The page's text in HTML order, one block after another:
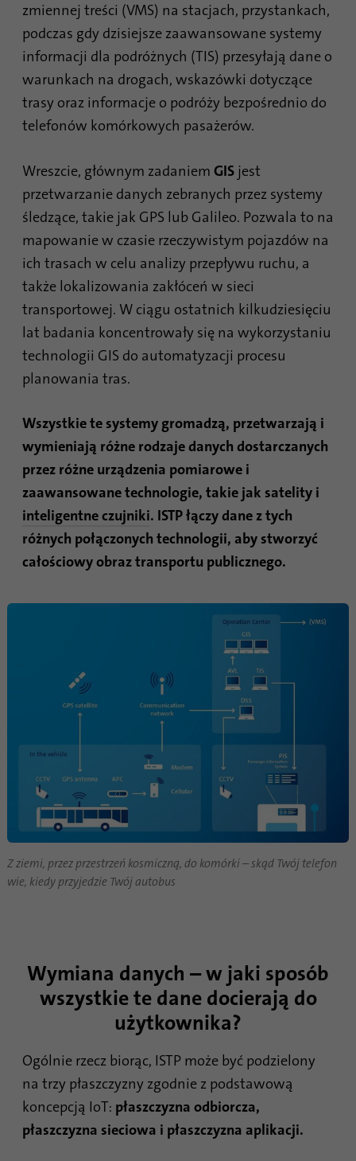
zmiennej treści (VMS) na stacjach, przystankach,
podczas gdy dzisiejsze zaawansowane systemy
informacji dla podróżnych (TIS) przesyłają dane o
warunkach na drogach, wskazówki dotyczące
trasy oraz informacje o podróży bezpośrednio do
telefonów komórkowych pasażerów.
Wreszcie, głównym zadaniem GISjest
przetwarzanie danych zebranych przez systemy
śledzące, takie jak GPS lub Galileo. Pozwala to na
mapowanie w czasie rzeczywistym pojazdów na
ich trasach w celu analizy przepływu ruchu, a
także lokalizowania zakłóceń w sieci
transportowej. W ciągu ostatnich kilkudziesięciu
lat badania koncentrowały się na wykorzystaniu
technologii GIS do automatyzacji procesu
planowania tras.
Wszystkie te systemy gromadzą, przetwarzają i
wymieniają różne rodzaje danych dostarczanych
przez różne urządzenia pomiarowe i
zaawansowane technologie, takie jak satelity i
inteligentne czujniki. ISTP łączy dane z tych
różnych połączonych technologii, aby stworzyć
całościowy obraz transportu publicznego.
Z ziemi, przez przestrzeń kosmiczną, do komórki – skąd Twój telefon
wie, kiedy przyjedzie Twój autobus
Wymiana danych – w jaki sposób
wszystkie te dane docierają do
użytkownika?
Ogólnie rzecz biorąc, ISTP może być podzielony
na trzy płaszczyzny zgodnie z podstawową
koncepcją IoT: płaszczyzna odbiorcza,
płaszczyzna sieciowa i płaszczyzna aplikacji.